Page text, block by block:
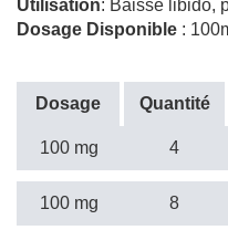
Utilisation: Baisse libido,
Dosage Disponible :
Dosage Quantité
100 mg 4
100 mg 8